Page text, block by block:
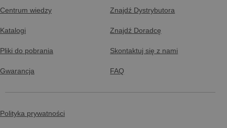
Centrum wiedzy
Katalogi
Pliki do pobrania
Gwarancja
Znajdź Dystrybutora
Znajdź Doradcę
Skontaktuj się z nami
FAQ
Polityka prywatności